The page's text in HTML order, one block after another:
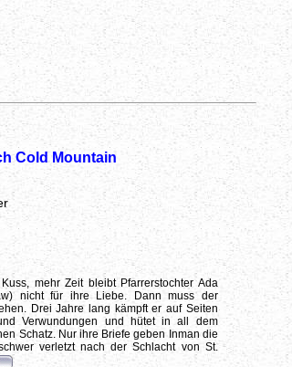
Cold Mountain
mehr Zeit bleibt Pfarrerstochter Ada
nicht für ihre Liebe. Dann muss der
Drei Jahre lang kämpft er auf Seiten
Verwundungen und hütet in all dem
Schatz. Nur ihre Briefe geben Inman die
verletzt nach der Schlacht von St.